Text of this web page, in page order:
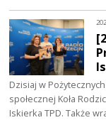
Dzisiaj w
społecznej Koła
Iskierka TPD. Także